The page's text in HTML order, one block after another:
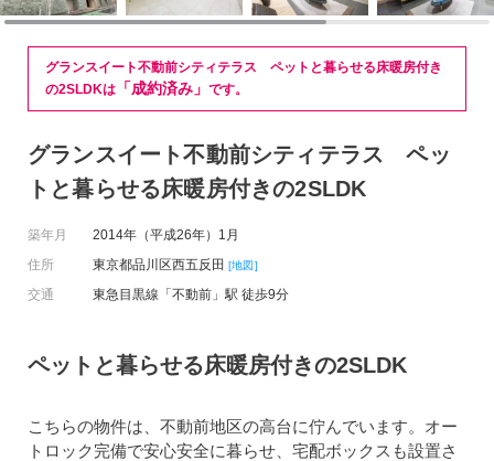
グランスイート不動前シティテラス ペットと暮らせる床暖房付き
の2SLDKは 「成約済み」 です。
グランスイート不動前シティテラス ペッ
トと暮らせる床暖房付きの2SLDK
築年月
2014年（平成26年）1月
住所
東京都品川区西五反田 [地図]
交通 東急目黒線「不動前」駅 徒歩9分
ペットと暮らせる床暖房付きの2SLDK
こちらの物件は、不動前地区の高台に佇んでいます。オー
トロック完備で安心安全に暮らせ、宅配ボックスも設置さ